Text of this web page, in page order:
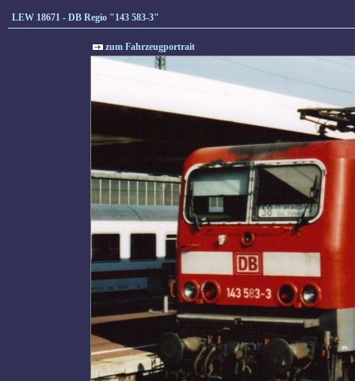
LEW 18671 - DB Regio "143 583-3"
zum Fahrzeugportrait